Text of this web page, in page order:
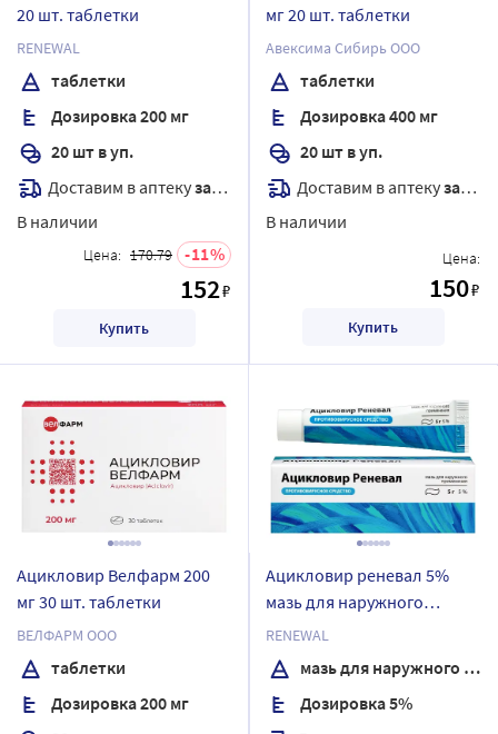
20 шт. таблетки
RENEWAL
таблетки
Дозировка 200 мг
20 шт в уп.
Доставим в аптекузавтра
В наличии
Цена: 170.79 11
152₽
Купить
мг 20 шт. таблетки
Авексима Сибирь ООО
таблетки
Дозировка 400 мг
20 шт в уп.
Доставим в аптекузавтра
В наличии
Цена:
150₽
Купить
Ацикловир Велфарм 200
мг 30 шт. таблетки
ВЕЛФАРМ ООО
таблетки
Дозировка 200 мг
Ацикловир реневал 5%
мазь для наружного
применения 5 гр
RENEWAL
мазь для наружного применения
Дозировка 5%